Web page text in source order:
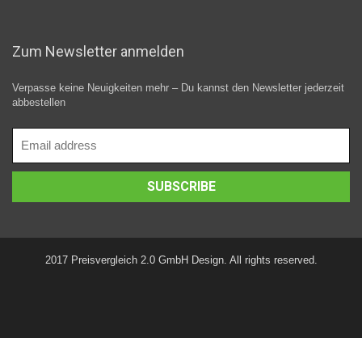
Zum Newsletter anmelden
Verpasse keine Neuigkeiten mehr – Du kannst den Newsletter jederzeit
abbestellen
2017 Preisvergleich 2.0 GmbH Design. All rights reserved.